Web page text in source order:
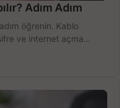
Adım Adım
öğrenin. Kablo
ve internet açma